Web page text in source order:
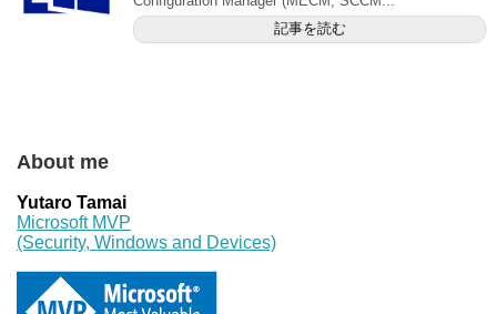
記事を読む
About me
Yutaro Tamai
Microsoft MVP
(Security, Windows and Devices)